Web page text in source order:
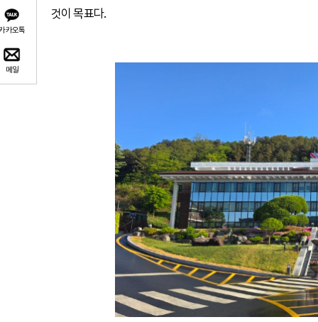
카오톡
메일
것이 목표다.